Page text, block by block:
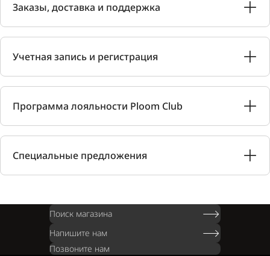
Заказы, доставка и поддержка
Учетная запись и регистрация
Программа лояльности Ploom Club
Специальные предложения
Поиск магазина
Напишите нам
Позвоните нам